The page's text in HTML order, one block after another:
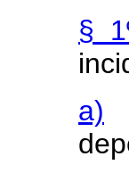
§
a)